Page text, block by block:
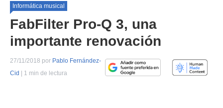
Informática musical
FabFilter Pro-Q 3, una
importante renovación
27/11/2018 por Pablo Fernández-
Cid
| 1 min de lectura